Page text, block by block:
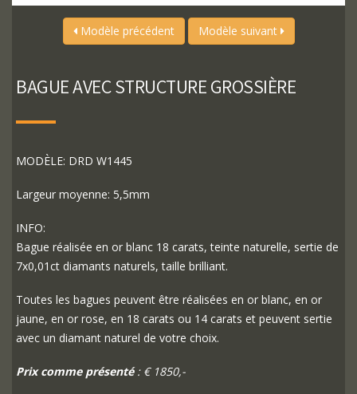
Modèle précédent Modèle suivant
BAGUE AVEC STRUCTURE GROSSIÈRE
MODÈLE: DRD W1445
Largeur moyenne: 5,5mm
INFO:
Bague réalisée en or blanc 18 carats, teinte naturelle, sertie de
7x0,01ct diamants naturels, taille brilliant.
Toutes les bagues peuvent être réalisées en or blanc, en or
jaune, en or rose, en 18 carats ou 14 carats et peuvent sertie
avec un diamant naturel de votre choix.
Prix comme présenté: € 1850,-